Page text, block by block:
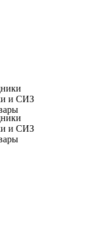
и СИЗ
и СИЗ